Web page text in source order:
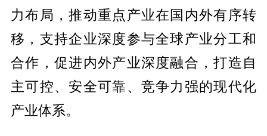
力布局，推动重点产业在国内外有序转
移，支持企业深度参与全球产业分工和
合作，促进内外产业深度融合，打造自
主可控、安全可靠、竞争力强的现代化
产业体系。